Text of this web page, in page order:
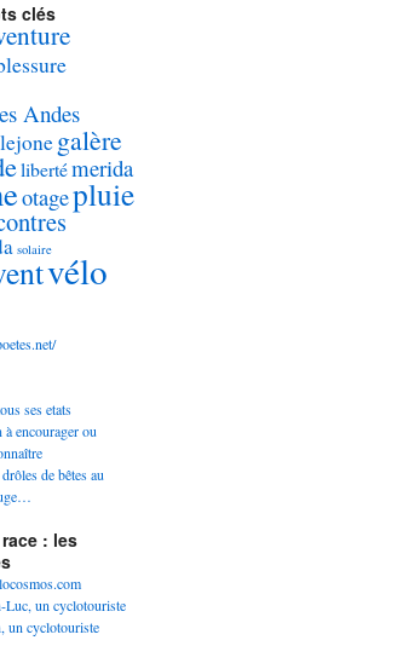
clés
Andes
galère
libertémerida
otagepluie
solairevélo
ses etats
encourager ou
de bêtes au
: les
Luc, un cyclotouriste
un cyclotouriste